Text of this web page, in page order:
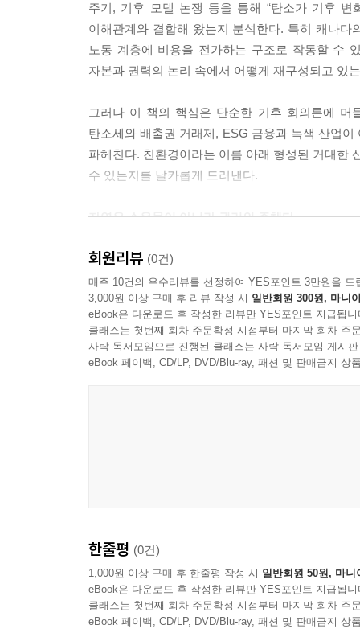
현시대는 더 많은 개발과 생산을 부추기는 소비
비를 자극하는 이해관계와 득실에 의해 움직이는
한 통계적 수치나 경제적 자원으로 박제함으로써
역사적 임계점에 도달했다
예컨대 특정 강이나 산이 지역의 랜드마크이거나
고 보는 시각이 일반적이다. 그러나 생명도 없는
게 터무니없는 주장으로 받아들여진다. 어떤 의
의 주체로 상정하고 그것과 상호작용하려는 시도
(種)’을 권리 주체로 설정함으로써 자연권의 실행
심에 두고, 그들이 의존하는 해양 생태계 전체를
--- 「제2장 소유에서 공존으로」 중에서
인류의 근대는 지구의 지층을 파헤치고 화석 연료
과 생태계의 임계점은 더 이상 물리적 자본의 축
AI 기술은 단순한 계산 도구를 넘어, 문화콘텐츠
기반으로 한 콘텐츠는 물리적 자원 소비 없이도
창작자의 물리적 부담을 줄이는 동시에, 높은 창의
주기, 기후 모델 논쟁 등을 통해 “탄소가 기후 변
이해관계와 결합해 왔는지 분석한다. 특히 캐나다
노동 계층에 비용을 전가하는 구조로 작동할 수
자본과 권력의 논리 속에서 어떻게 재구성되고 있
그러나 이 책의 핵심은 단순한 기후 회의론에 머
탄소세와 배출권 거래제, ESG 금융과 녹색 산업
파헤친다. 친환경이라는 이름 아래 형성된 거대한
수 있는지를 날카롭게 드러낸다.
자연은 소유물이 아니라 권리의 주체다
제2부 「소유에서 공존으로」는 이 책의 핵심이
근대 법체계가 자연을 단순한 객체와 재산으로 취
위드 네이처(Harmony with Nature)’ 이니셔티브
권리 선언 등 세계 각국의 사례를 통해 자연이 실
한 생태법인 논의는 이 책이 제시하는 가장 현
충돌을 최소화하면서도 실질적인 생태 보호를 가
제3부 「문화콘텐츠와 AI가 빚어내는 새로운 가
미래의 생태 문명은 단순한 규제와 통제가 아니
대량 소비 없이도 높은 부가 가치를 창출할 수
콘텐츠와 디지털 서사는 인간과 자연, 공동체와
회원리뷰 (0건)
매주 10건의 우수리뷰를 선정하여 YES포인트 3만원을 드
3,000원 이상 구매 후 리뷰 작성 시 일반회원 300원, 마니
eBook은 다운로드 후 작성한 리뷰만 YES포인트 지급됩니
클래스는 첫번째 회차 주문확정 시점부터 마지막 회차 주
사락 독서모임으로 진행된 클래스는 사락 독서모임 게시
eBook 페이백, CD/LP, DVD/Blu-ray, 패션 및 판매금지 상
한줄평 (0건)
1,000원 이상 구매 후 한줄평 작성 시 일반회원 50원, 마니
eBook은 다운로드 후 작성한 리뷰만 YES포인트 지급됩니
클래스는 첫번째 회차 주문확정 시점부터 마지막 회차 주
eBook 페이백, CD/LP, DVD/Blu-ray, 패션 및 판매금지 상